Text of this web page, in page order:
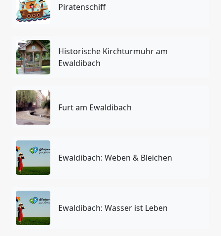
Piratenschiff
Historische Kirchturmuhr am
Ewaldibach
Furt am Ewaldibach
Ewaldibach: Weben & Bleichen
Ewaldibach: Wasser ist Leben